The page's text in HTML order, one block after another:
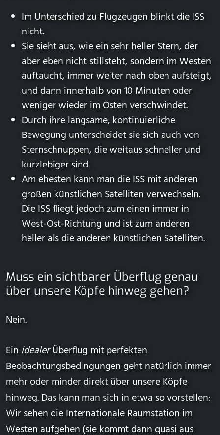
Im Unterschied zu Flugzeugen blinkt die ISS
nicht.
Sie sieht aus, wie ein sehr heller Stern, der
aber eben nicht stillsteht, sondern im Westen
auftaucht, immer weiter nach oben aufsteigt,
und dann innerhalb von 10 Minuten oder
weniger wieder im Osten verschwindet.
Durch ihre langsame, kontinuierliche
Bewegung unterscheidet sie sich auch von
Sternschnuppen, die weitaus schneller und
kurzlebiger sind.
Am ehesten kann man die ISS mit anderen
großen künstlichen Satelliten verwechseln.
Die ISS fliegt jedoch zum einen immer in
West-Ost-Richtung und ist zum anderen
heller als die anderen künstlichen Satelliten.
Muss ein sichtbarer Überflug genau
über unsere Köpfe hinweg gehen?
Nein.
Ein idealerÜberflug mit perfekten
Beobachtungsbedingungen geht natürlich immer
mehr oder minder direkt über unsere Köpfe
hinweg. Das kann man sich in etwa so vorstellen:
Wir sehen die Internationale Raumstation im
Westen aufgehen (sie kommt dann quasi aus